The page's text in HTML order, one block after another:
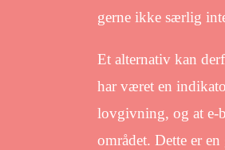
gerne ikke særlig
Et alternativ kan
har været en
lovgivning, og at e-
området. Dette er